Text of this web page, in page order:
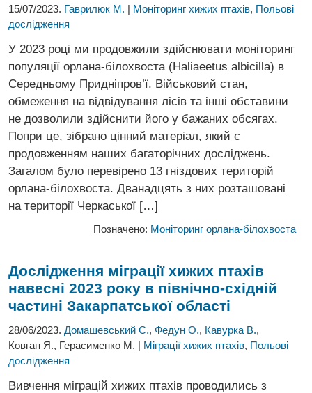
15/07/2023. Гаврилюк М. | Моніторинг хижих птахів, Польові
дослідження
У 2023 році ми продовжили здійснювати моніторинг
популяції орлана-білохвоста (Haliaeetus albicilla) в
Середньому Придніпров’ї. Військовий стан,
обмеження на відвідування лісів та інші обставини
не дозволили здійснити його у бажаних обсягах.
Попри це, зібрано цінний матеріал, який є
продовженням наших багаторічних досліджень.
Загалом було перевірено 13 гніздових територій
орлана-білохвоста. Дванадцять з них розташовані
на території Черкаської […]
Позначено: Моніторинг орлана-білохвоста
Дослідження міграції хижих птахів
навесні 2023 року в північно-східній
частині Закарпатської області
28/06/2023. Домашевський С., Федун О., Кавурка В.,
Ковган Я., Герасименко М. | Міграції хижих птахів, Польові
дослідження
Вивчення міграцій хижих птахів проводились з